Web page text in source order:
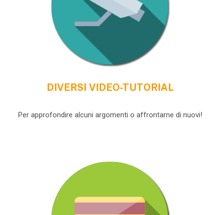
DIVERSI VIDEO-TUTORIAL
Per approfondire alcuni argomenti o affrontarne di nuovi!